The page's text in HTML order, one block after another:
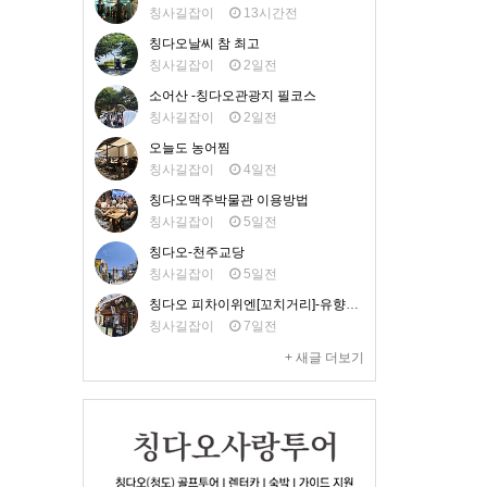
칭사길잡이
13시간전
칭다오날씨 참 최고
칭사길잡이
2일전
소어산 -칭다오관광지 필코스
칭사길잡이
2일전
오늘도 농어찜
칭사길잡이
4일전
칭다오맥주박물관 이용방법
칭사길잡이
5일전
칭다오-천주교당
칭사길잡이
5일전
칭다오 피차이위엔[꼬치거리]-유향거 맛집
칭사길잡이
7일전
+ 새글 더보기